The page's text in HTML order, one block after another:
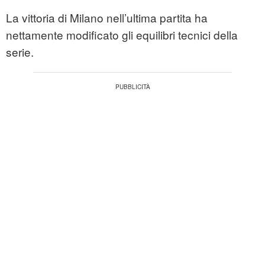
La vittoria di Milano nell’ultima partita ha
nettamente modificato gli equilibri tecnici della
serie.